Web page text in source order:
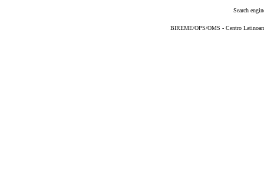
Search
BIREME/OPS/OMS - Centro